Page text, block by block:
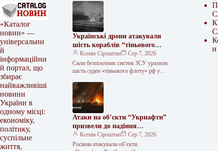
«Каталог
новин» —
універсальни
й
інформаційни
й портал, що
збирає
найважливіші
новини
України в
одному місці:
економіку,
політику,
суспільне
життя,
Українські дрони атакували
шість кораблів “тіньового
флоту” РФ та базу ФСБ
Ксенія Сіроштан
Сер 7, 2026
Сили безпілотних систем ЗСУ уразили
шість суден «тіньового флоту» рф у
енерговузли на тимчасово окупованих
територіях…
Атаки на об’єкти “Укрнафти”
призвели до падіння
видобутку
Ксенія Сіроштан
Сер 7, 2026
Росіяни атакували об’єкти
и